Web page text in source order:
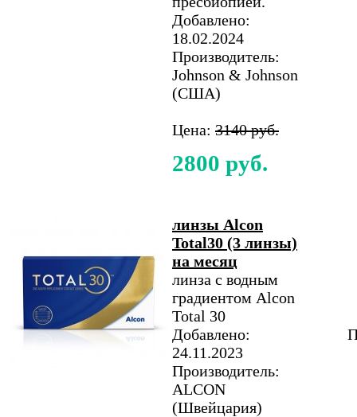
Добавлено:
18.02.2024
Производитель:
Johnson & Johnson
(США)
Цена: 3140 руб.
2800 руб.
линзы Alcon
Total30 (3 линзы)
на месяц
линза с водным
градиентом Alcon
Total 30
Добавлено:
24.11.2023
Производитель:
ALCON
(Швейцария)